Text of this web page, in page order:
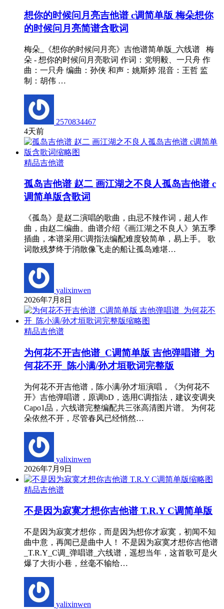
想你的时候问月亮吉他谱 c调简单版 梅朵想你
的时候问月亮简谱含歌词
梅朵_《想你的时候问月亮》吉他谱简单版_六线谱 梅
朵 - 想你的时候问月亮歌词 作词：党明毅、一只舟 作
曲：一只舟 编曲：孙侠 和声：姚斯婷 混音：王哲 监
制：胡伟 …
2570834467
4天前
精品吉他谱
孤岛吉他谱 赵二 画江湖之不良人孤岛吉他谱 c
调简单版含歌词
《孤岛》是赵二演唱的歌曲，由忌不辣作词，超人作
曲，由赵二编曲。曲谱介绍《画江湖之不良人》第五季
插曲，本谱采用C调指法编配难度较简单，易上手。 歌
词散残梦终于消散像飞走的船让孤岛难堪…
yalixinwen
2026年7月8日
精品吉他谱
为何花不开吉他谱_C调简单版 吉他弹唱谱_为
何花不开_陈小满/孙才垣歌词完整版
为何花不开吉他谱，陈小满/孙才垣演唱，《为何花不
开》吉他弹唱谱，原调bD，选用C调指法，建议变调夹
Capo1品，六线谱完整编配共三张高清图片谱。 为何花
朵依然不开，尽管春风已经悄然…
yalixinwen
2026年7月9日
精品吉他谱
不是因为寂寞才想你吉他谱 T.R.Y C调简单版
不是因为寂寞才想你，而是因为想你才寂寞，初闻不知
曲中意，再闻已是曲中人！ 不是因为寂寞才想你吉他谱
_T.R.Y_C调_弹唱谱_六线谱，遥想当年，这首歌可是火
爆了大街小巷，丝毫不输给…
yalixinwen